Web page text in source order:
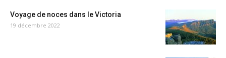
Voyage de noces dans le Victoria
19 décembre 2022